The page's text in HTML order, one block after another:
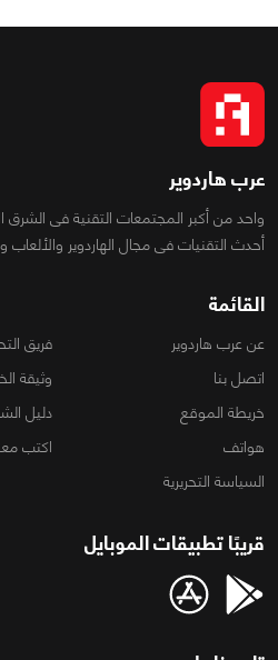
عرب هاردوير
واحد من أكبر المجتمعات التقنية فى
أحدث التقنيات فى مجال الهاردوير والألعاب
القائمة
عن عرب هاردوير
فريق
اتصل بنا
وثيقة
خريطة الموقع
دليل
هواتف
اكتب
السياسة التحريرية
قريبًا تطبيقات الموبايل